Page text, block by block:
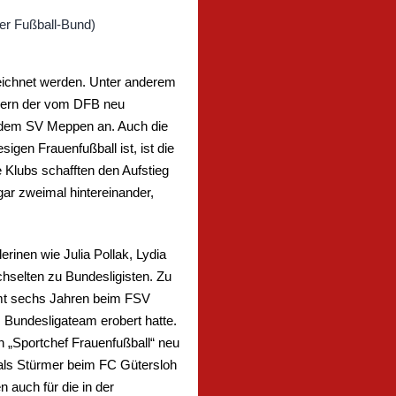
werden. Unter anderem
der vom DFB neu
SV Meppen an. Auch die
Frauenfußball ist, ist die
schafften den Aufstieg
zweimal hintereinander,
wie Julia Pollak, Lydia
zu Bundesligisten. Zu
sechs Jahren beim FSV
erobert hatte.
Frauenfußball“ neu
Stürmer beim FC Gütersloh
auch für die in der